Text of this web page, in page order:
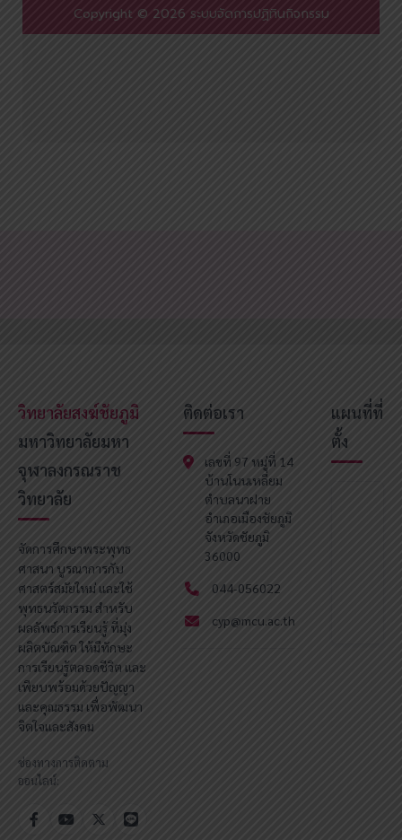
วิทยาลัยสงฆ์ชัยภูมิ
มหาวิทยาลัยมหา
จุฬาลงกรณราช
วิทยาลัย
จัดการศึกษาพระพุทธ
ศาสนา บูรณาการกับ
ศาสตร์สมัยใหม่ และใช้
พุทธนวัตกรรม สำหรับ
ผลลัพธ์การเรียนรู้ ที่มุ่ง
ผลิตบัณฑิต ให้มีทักษะ
การเรียนรู้ตลอดชีวิต และ
เพียบพร้อมด้วยปัญญา
และคุณธรรม เพื่อพัฒนา
จิตใจและสังคม
ช่องทางการติดตาม
ออนไลน์:
ติดต่อเรา
เลขที่ 97 หมู่ที่ 14
บ้านโนนเหลี่ยม
ตำบลนาฝาย
อำเภอเมืองชัยภูมิ
จังหวัดชัยภูมิ
36000
044-056022
cyp@mcu.ac.th
แผนที่ที่
ตั้ง